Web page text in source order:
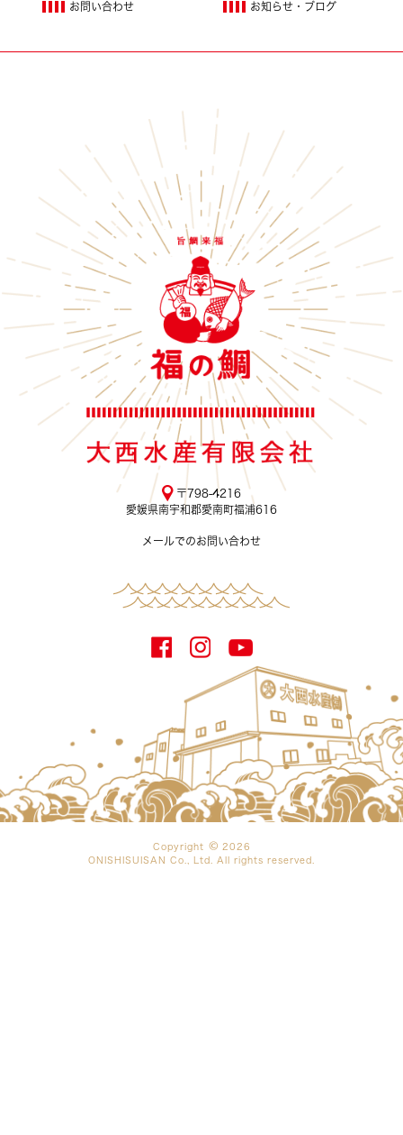
お知らせ・ブログ
お問い合わせ
〒798-4216
愛媛県南宇和郡愛南町福浦616
メールでのお問い合わせ
Copyright
2026
ONISHISUISAN Co., Ltd. All rights reserved.